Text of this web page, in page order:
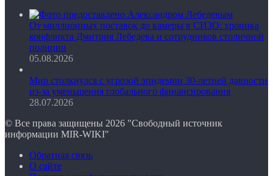
От миллионных поставок до камеры в СИЗО: хроника
конфликта Дмитрия Лебедева и сотрудников столичной
полиции
05.08.2026
Мир столкнулся с угрозой эпидемии 30-летней давности
из-за уменьшения глобального финансирования
28.07.2026
© Все права защищены 2026 "Свободный источник
информации MIR-WIKI"
Обратная связь
О сайте